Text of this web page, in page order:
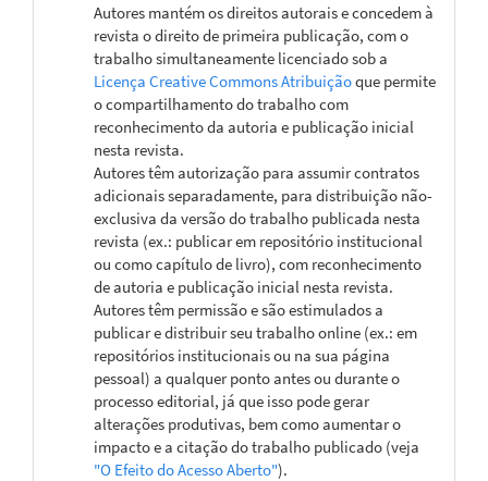
Autores mantém os direitos autorais e concedem à
revista o direito de primeira publicação, com o
trabalho simultaneamente licenciado sob a
Licença Creative Commons Atribuiçãoque permite
o compartilhamento do trabalho com
reconhecimento da autoria e publicação inicial
nesta revista.
Autores têm autorização para assumir contratos
adicionais separadamente, para distribuição não-
exclusiva da versão do trabalho publicada nesta
revista (ex.: publicar em repositório institucional
ou como capítulo de livro), com reconhecimento
de autoria e publicação inicial nesta revista.
Autores têm permissão e são estimulados a
publicar e distribuir seu trabalho online (ex.: em
repositórios institucionais ou na sua página
pessoal) a qualquer ponto antes ou durante o
processo editorial, já que isso pode gerar
alterações produtivas, bem como aumentar o
impacto e a citação do trabalho publicado (veja
"O Efeito do Acesso Aberto").